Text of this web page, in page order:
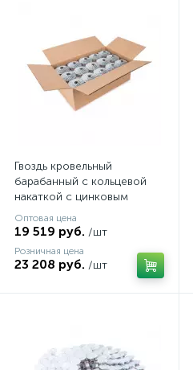
Гвоздь кровельный
барабанный с кольцевой
накаткой с цинковым
покрытием AERO 3,1 х 25
мм 9000 шт. AERO
Оптовая цена
19 519 руб. /шт
Розничная цена
23 208 руб. /шт